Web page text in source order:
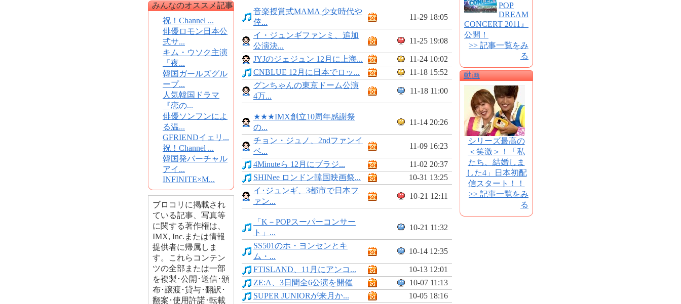
みんなのオススメ記事
祝！Channel ...
俳優ロモン日本公
式サ...
キム・ウソク主演
「夜...
韓国ガールズグル
ープ...
人気韓国ドラマ
『恋の...
俳優ソンフンによ
る温...
GFRIENDイェリ...
祝！Channel ...
韓国発バーチャル
アイ...
INFINITE×M...
ブロコリに掲載され
ている記事、写真等
に関する著作権は、
IMX, Inc.または情報
提供者に帰属しま
す。これらコンテン
ツの全部または一部
を複製･公開･送信･頒
布･譲渡･貸与･翻訳･
翻案･使用許諾･転載
音楽授賞式MAMA 少女時代や
倖...
11-29 18:05
イ・ジュンギファンミ、追加
公演決...
11-25 19:08
JYJのジェジュン 12月に上海...
11-24 10:02
CNBLUE 12月に日本でロッ...
11-18 15:52
グンちゃんの東京ドーム公演
4万...
11-18 11:00
★★★IMX創立10周年感謝祭
の...
11-14 20:26
チョン・ジュノ、2ndファンイ
ベ...
11-09 16:23
4Minuteら 12月にブラジ...
11-02 20:37
SHINee ロンドン韓国映画祭...
10-31 13:25
イ･ジュンギ、3都市で日本フ
ァン...
10-21 12:11
「K－POPスーパーコンサー
ト」...
10-21 11:32
SS501のホ・ヨンセンとキ
ム・...
10-14 12:35
FTISLAND、11月にアンコ...
10-13 12:01
ZE:A、3日間全6公演を開催
10-07 11:13
SUPER JUNIORが来月か...
10-05 18:16
POP
DREAM
CONCERT 2011』
公開！
>> 記事一覧をみ
る
動画
シリーズ最高の
＜笑激＞！「私
たち、結婚しま
した4」日本初配
信スタート！！
>> 記事一覧をみ
る